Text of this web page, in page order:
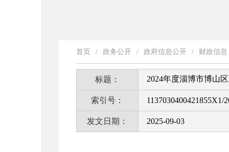
首页 / 政务公开 / 政府信息公开 / 财政信息
标题： 2024年度淄博市博山
索引号： 1137030400421855X1/
发文日期： 2025-09-03